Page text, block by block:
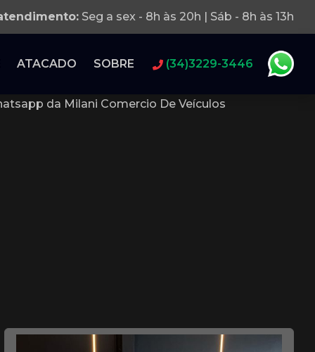
Seg a sex - 8h às 20h | Sáb - 8h às 13h
ATACADO SOBRE (34)3229-3446
da Milani Comercio De Veículos